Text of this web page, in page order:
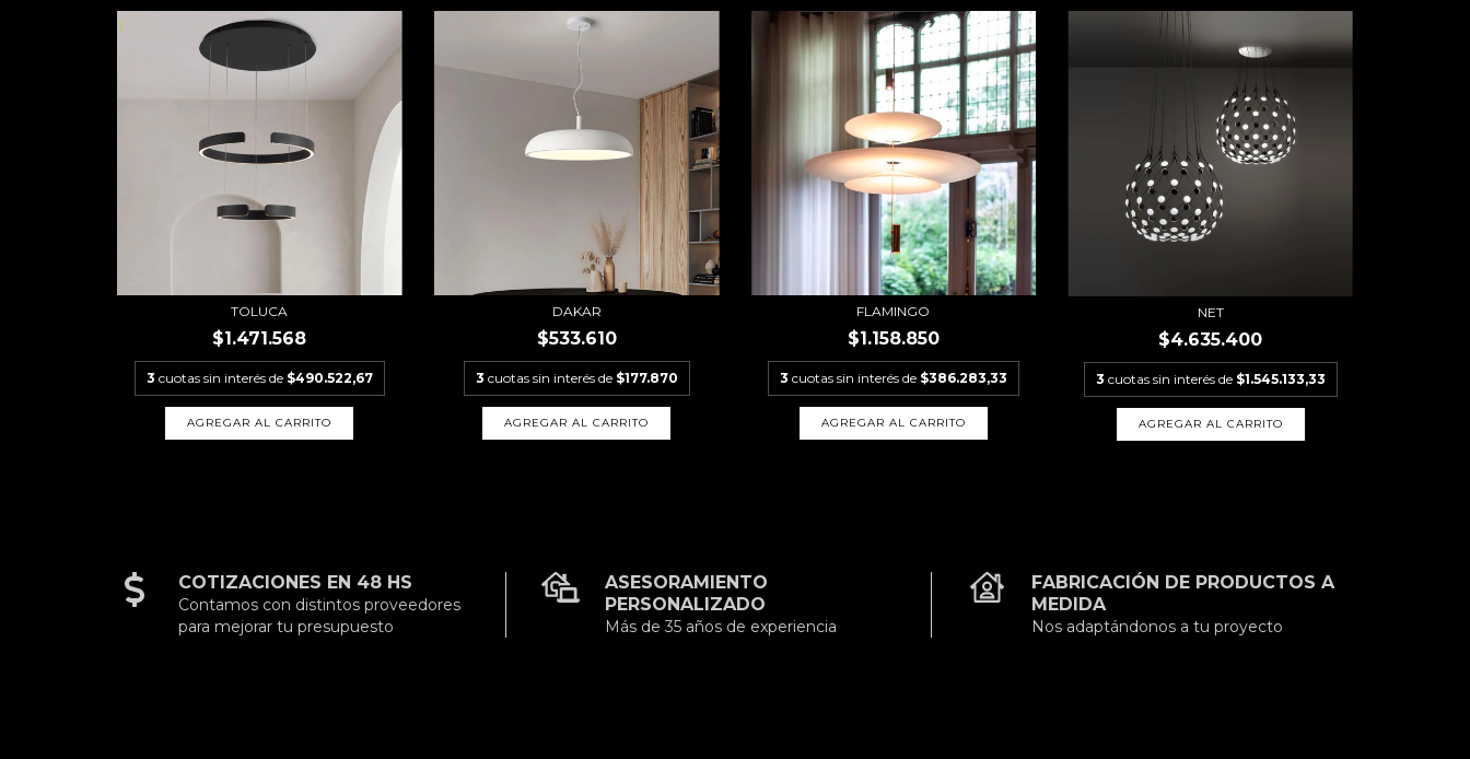
TOLUCA
$1.471.568
3 cuotas sin interés de $490.522,67
AGREGAR AL CARRITO
DAKAR
$533.610
3 cuotas sin interés de $177.870
AGREGAR AL CARRITO
FLAMINGO
$1.158.850
3 cuotas sin interés de $386.283,33
NET
$4.635.400
3 cuotas sin interés de $1.545.133,33
COTIZACIONES EN 48 HS
Contamos con distintos proveedores
para mejorar tu presupuesto
ASESORAMIENTO
PERSONALIZADO
Más de 35 años de experiencia
FABRICACIÓN DE PRODUCTOS A
MEDIDA
Nos adaptándonos a tu proyecto